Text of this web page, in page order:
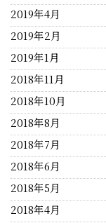
2019年4月
2019年2月
2019年1月
2018年11月
2018年10月
2018年8月
2018年7月
2018年6月
2018年5月
2018年4月